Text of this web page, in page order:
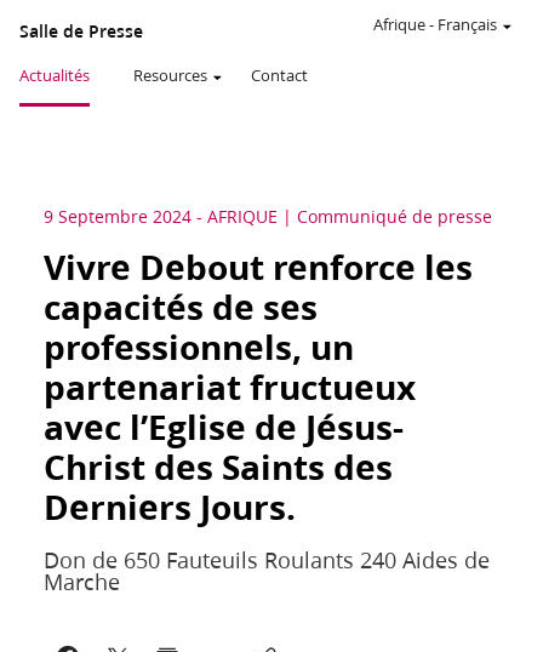
Salle de Presse
Actualités Resources Contact
Afrique- Français
9 Septembre 2024 - AFRIQUE Communiqué de presse
Vivre Debout renforce les
capacités de ses
professionnels, un
partenariat fructueux
avec l’Eglise de Jésus-
Christ des Saints des
Derniers Jours.
Don de 650 Fauteuils Roulants 240 Aides de
Marche